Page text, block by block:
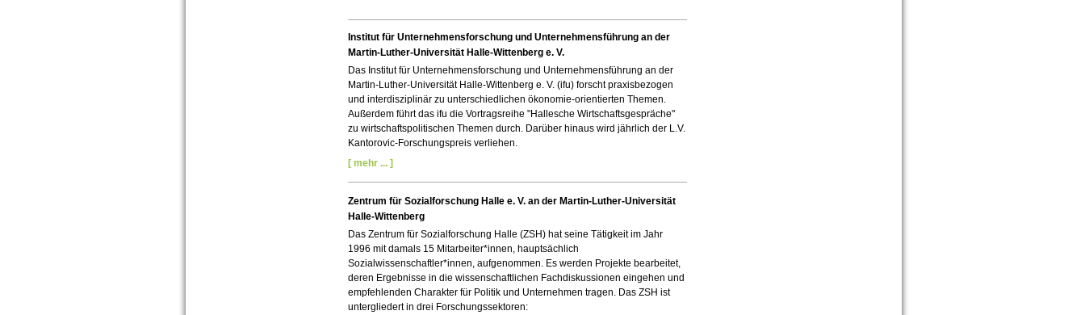
Institut für Unternehmensforschung und Unternehmensführung an der
Martin-Luther-Universität Halle-Wittenberg e. V.
Das Institut für Unternehmensforschung und Unternehmensführung an der
Martin-Luther-Universität Halle-Wittenberg e. V. (ifu) forscht praxisbezogen
und interdisziplinär zu unterschiedlichen ökonomie-orientierten Themen.
Außerdem führt das ifu die Vortragsreihe "Hallesche Wirtschaftsgespräche"
zu wirtschaftspolitischen Themen durch. Darüber hinaus wird jährlich der L.V.
Kantorovic-Forschungspreis verliehen.
[ mehr ... ]
Zentrum für Sozialforschung Halle e. V. an der Martin-Luther-Universität
Halle-Wittenberg
Das Zentrum für Sozialforschung Halle (ZSH) hat seine Tätigkeit im Jahr
1996 mit damals 15 Mitarbeiter*innen, hauptsächlich
Sozialwissenschaftler*innen, aufgenommen. Es werden Projekte bearbeitet,
deren Ergebnisse in die wissenschaftlichen Fachdiskussionen eingehen und
empfehlenden Charakter für Politik und Unternehmen tragen. Das ZSH ist
untergliedert in drei Forschungssektoren: